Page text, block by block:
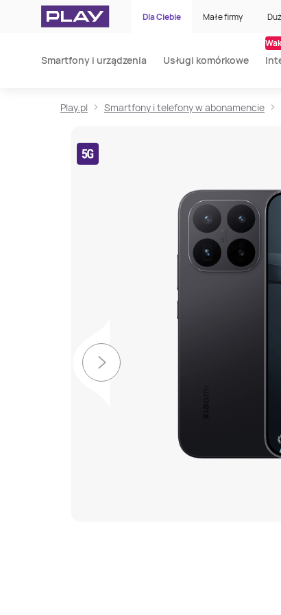
Dla Ciebie Małe firmy
Smartfony i urządzenia Usługi komórkowe
Play.pl Smartfony i telefony w abonamencie